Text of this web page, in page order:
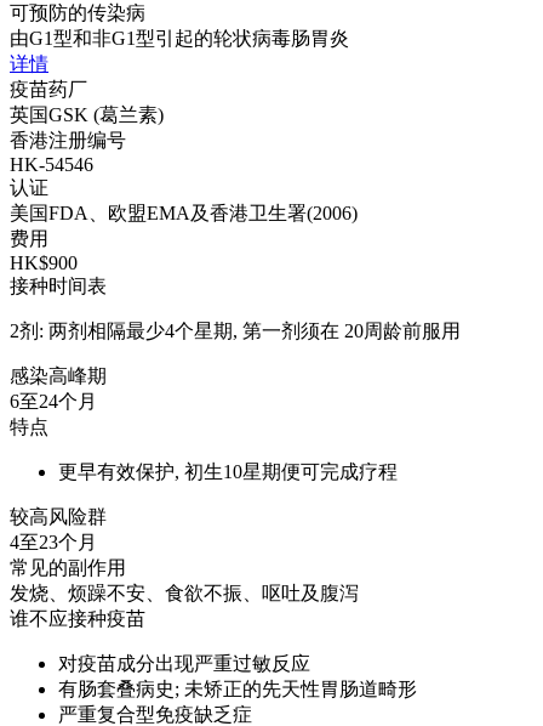
可预防的传染病
由G1型和非G1型引起的轮状病毒肠胃炎
详情
疫苗药厂
英国GSK (葛兰素)
香港注册编号
HK-54546
认证
美国FDA、欧盟EMA及香港卫生署(2006)
费用
HK$900
接种时间表
2剂: 两剂相隔最少4个星期, 第一剂须在 20周龄前服用
感染高峰期
6至24个月
特点
更早有效保护, 初生10星期便可完成疗程
较高风险群
4至23个月
常见的副作用
发烧、烦躁不安、食欲不振、呕吐及腹泻
谁不应接种疫苗
对疫苗成分出现严重过敏反应
有肠套叠病史; 未矫正的先天性胃肠道畸形
严重复合型免疫缺乏症